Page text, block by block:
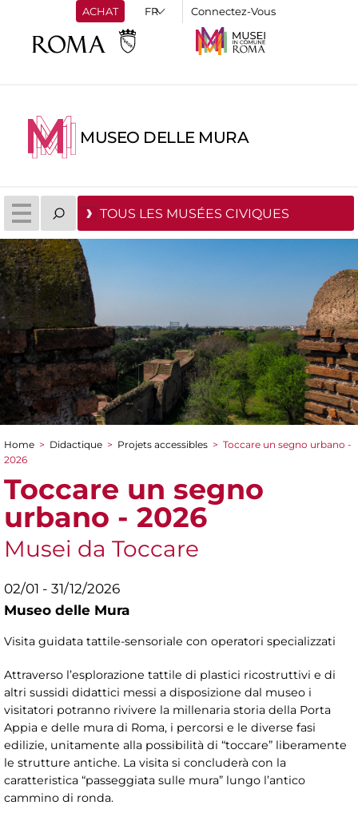
ACHAT Connectez-Vous
MUSEO DELLE MURA
TOUS LES MUSÉES CIVIQUES
You are here
Home > Didactique > Projets accessibles > Toccare un segno urbano -
2026
Toccare un segno
urbano - 2026
Musei da Toccare
02/01 - 31/12/2026
Museo delle Mura
Visita guidata tattile-sensoriale con operatori specializzati
Attraverso l’esplorazione tattile di plastici ricostruttivi e di
altri sussidi didattici messi a disposizione dal museo i
visitatori potranno rivivere la millenaria storia della Porta
Appia e delle mura di Roma, i percorsi e le diverse fasi
edilizie, unitamente alla possibilità di “toccare” liberamente
le strutture antiche. La visita si concluderà con la
caratteristica “passeggiata sulle mura” lungo l’antico
cammino di ronda.